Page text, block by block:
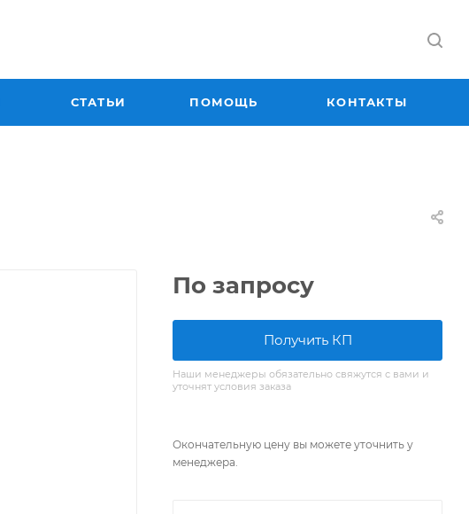
СТАТЬИ ПОМОЩЬ КОНТАКТЫ
По запросу
Получить КП
Наши менеджеры обязательно свяжутся с вами и
уточнят условия заказа
Окончательную цену вы можете уточнить у
менеджера.